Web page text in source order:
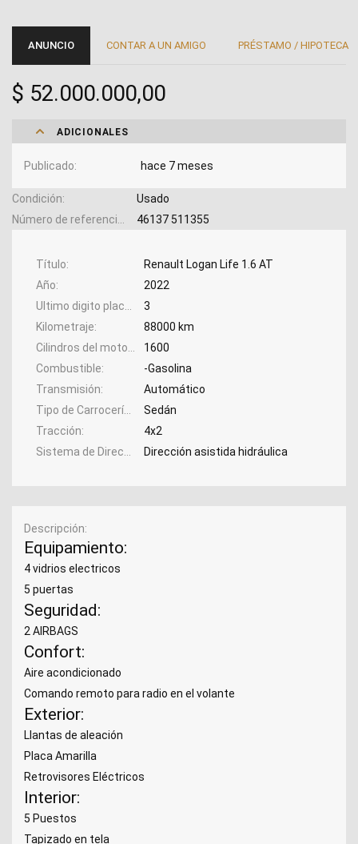
ANUNCIO CONTAR A UN AMIGO PRÉSTAMO / HIPOTECA
$ 52.000.000,00
ADICIONALES
Publicado hace 7 meses
Condición
Usado
46137 511355
Título
Renault Logan Life 1.6 AT
Año
2022
3
Kilometraje
88000 km
1600
Combustible
-Gasolina
Transmisión
Automático
Sedán
Tracción
4x2
Dirección asistida hidráulica
Descripción
Equipamiento:
4 vidrios electricos
5 puertas
Seguridad:
2 AIRBAGS
Confort:
Aire acondicionado
Comando remoto para radio en el volante
Exterior:
Llantas de aleación
Placa Amarilla
Retrovisores Eléctricos
Interior:
5 Puestos
Tapizado en tela